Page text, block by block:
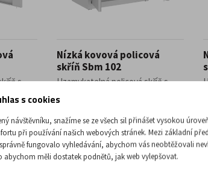
s
x 435
Nízká kovová policová
skříň Sbm 102
Uzamykatelná policová skříň s
mm. Dodávaná se 2 ...
4 824,79 Kč
bez DPH
s cookies
návštěvníku, snažíme se ze všech sil přinášet vysokou
při používání našich webových stránek. Mezi základní
fungovalo vyhledávání, abychom vás neobtěžovali
abychom měli dostatek podnětů, jak web vylepšovat.